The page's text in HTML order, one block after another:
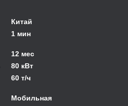
Китай
1 мин
12 мес
80 кВт
60 т/ч
Мобильная